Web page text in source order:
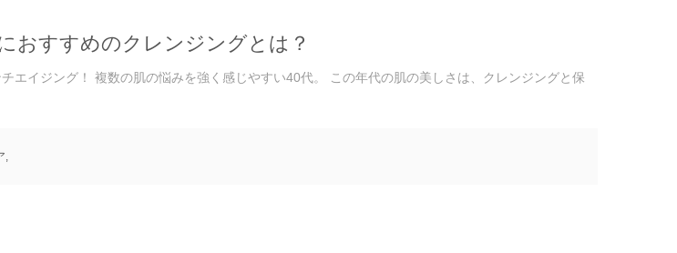
おすすめのクレンジングとは？
エイジング！ 複数の肌の悩みを強く感じやすい40代。 この年代の肌の美しさは、クレンジングと保